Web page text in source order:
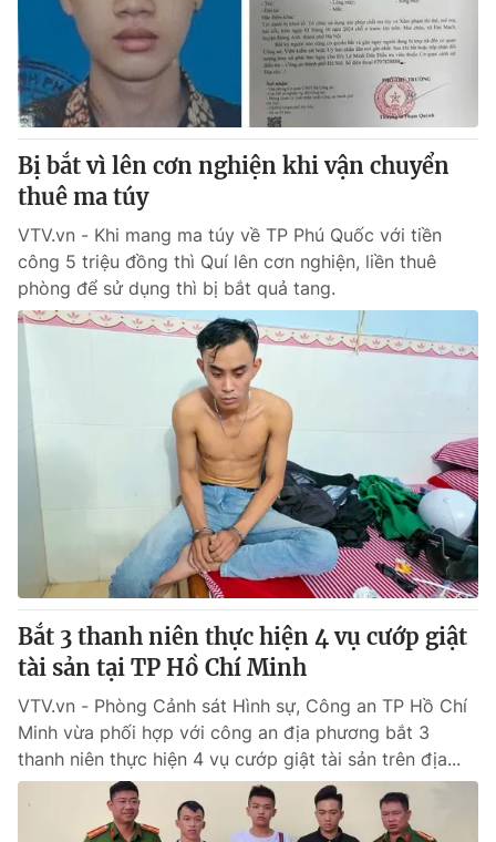
Bị bắt vì lên cơn nghiện khi vận chuyển
thuê ma túy
VTV.vn - Khi mang ma túy về TP Phú Quốc với tiền
công 5 triệu đồng thì Quí lên cơn nghiện, liền thuê
phòng để sử dụng thì bị bắt quả tang.
Bắt 3 thanh niên thực hiện 4 vụ cướp giật
tài sản tại TP Hồ Chí Minh
VTV.vn - Phòng Cảnh sát Hình sự, Công an TP Hồ Chí
Minh vừa phối hợp với công an địa phương bắt 3
thanh niên thực hiện 4 vụ cướp giật tài sản trên địa...